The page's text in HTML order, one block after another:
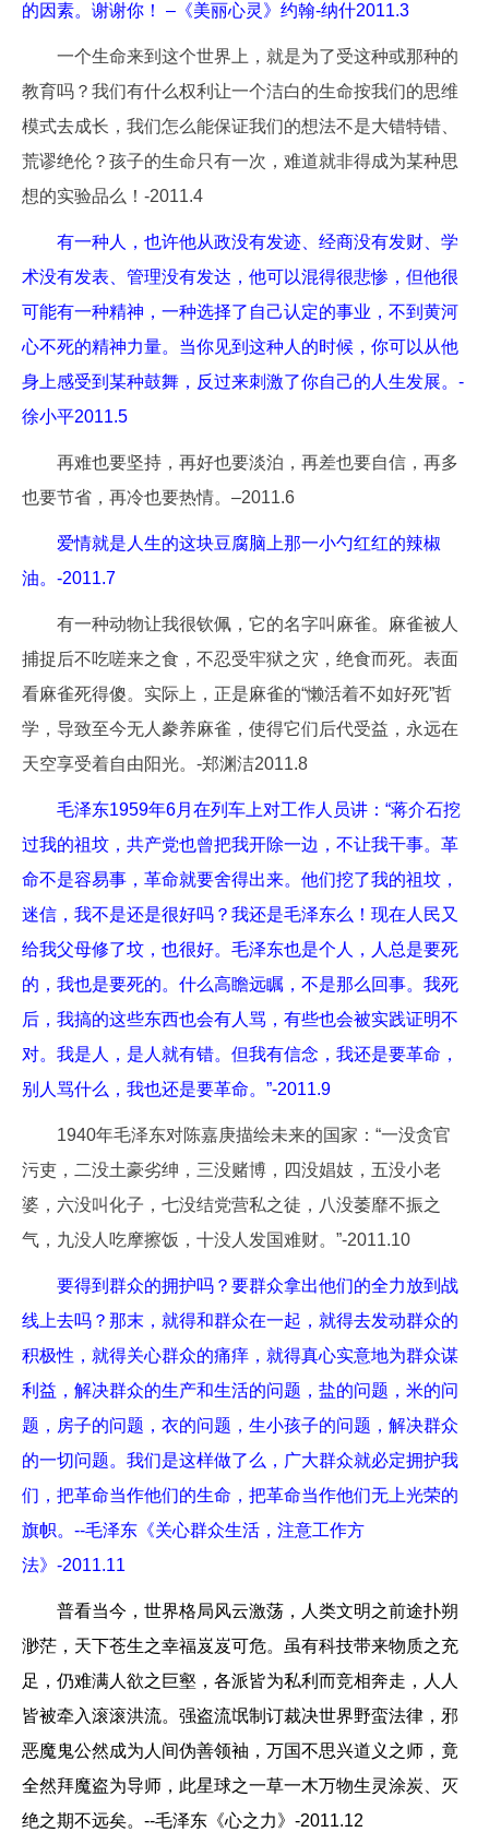
的因素。谢谢你！ –《美丽心灵》约翰-纳什2011.3
一个生命来到这个世界上，就是为了受这种或那种的
教育吗？我们有什么权利让一个洁白的生命按我们的思维
模式去成长，我们怎么能保证我们的想法不是大错特错、
荒谬绝伦？孩子的生命只有一次，难道就非得成为某种思
想的实验品么！-2011.4
有一种人，也许他从政没有发迹、经商没有发财、学
术没有发表、管理没有发达，他可以混得很悲惨，但他很
可能有一种精神，一种选择了自己认定的事业，不到黄河
心不死的精神力量。当你见到这种人的时候，你可以从他
身上感受到某种鼓舞，反过来刺激了你自己的人生发展。-
徐小平2011.5
再难也要坚持，再好也要淡泊，再差也要自信，再多
也要节省，再冷也要热情。–2011.6
爱情就是人生的这块豆腐脑上那一小勺红红的辣椒
油。-2011.7
有一种动物让我很钦佩，它的名字叫麻雀。麻雀被人
捕捉后不吃嗟来之食，不忍受牢狱之灾，绝食而死。表面
看麻雀死得傻。实际上，正是麻雀的“懒活着不如好死”哲
学，导致至今无人豢养麻雀，使得它们后代受益，永远在
天空享受着自由阳光。-郑渊洁2011.8
毛泽东1959年6月在列车上对工作人员讲：“蒋介石挖
过我的祖坟，共产党也曾把我开除一边，不让我干事。革
命不是容易事，革命就要舍得出来。他们挖了我的祖坟，
迷信，我不是还是很好吗？我还是毛泽东么！现在人民又
给我父母修了坟，也很好。毛泽东也是个人，人总是要死
的，我也是要死的。什么高瞻远瞩，不是那么回事。我死
后，我搞的这些东西也会有人骂，有些也会被实践证明不
对。我是人，是人就有错。但我有信念，我还是要革命，
别人骂什么，我也还是要革命。”-2011.9
1940年毛泽东对陈嘉庚描绘未来的国家：“一没贪官
污吏，二没土豪劣绅，三没赌博，四没娼妓，五没小老
婆，六没叫化子，七没结党营私之徒，八没萎靡不振之
气，九没人吃摩擦饭，十没人发国难财。”-2011.10
要得到群众的拥护吗？要群众拿出他们的全力放到战
线上去吗？那末，就得和群众在一起，就得去发动群众的
积极性，就得关心群众的痛痒，就得真心实意地为群众谋
利益，解决群众的生产和生活的问题，盐的问题，米的问
题，房子的问题，衣的问题，生小孩子的问题，解决群众
的一切问题。我们是这样做了么，广大群众就必定拥护我
们，把革命当作他们的生命，把革命当作他们无上光荣的
旗帜。--毛泽东《关心群众生活，注意工作方
法》-2011.11
普看当今，世界格局风云激荡，人类文明之前途扑朔
渺茫，天下苍生之幸福岌岌可危。虽有科技带来物质之充
足，仍难满人欲之巨壑，各派皆为私利而竞相奔走，人人
皆被牵入滚滚洪流。强盗流氓制订裁决世界野蛮法律，邪
恶魔鬼公然成为人间伪善领袖，万国不思兴道义之师，竟
全然拜魔盗为导师，此星球之一草一木万物生灵涂炭、灭
绝之期不远矣。--毛泽东《心之力》-2011.12